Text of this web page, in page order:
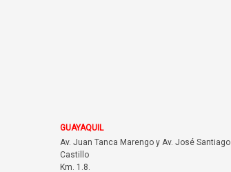
GUAYAQUIL
Av. Juan Tanca Marengo y Av. José Santiago
Castillo
Km. 1.8.